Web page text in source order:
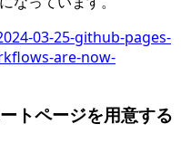
03-25-github-pages-
are-now-
トページを用意する